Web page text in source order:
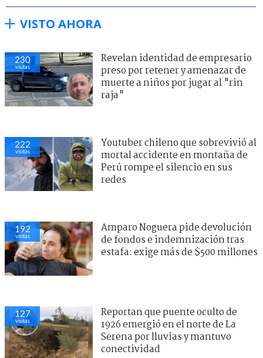
VISTO AHORA
230
visitas
Revelan identidad de empresario
preso por retener y amenazar de
muerte a niños por jugar al "rin
raja"
222
visitas
Youtuber chileno que sobrevivió al
mortal accidente en montaña de
Perú rompe el silencio en sus
redes
192
visitas
Amparo Noguera pide devolución
de fondos e indemnización tras
estafa: exige más de $500 millones
127
visitas
Reportan que puente oculto de
1926 emergió en el norte de La
Serena por lluvias y mantuvo
conectividad